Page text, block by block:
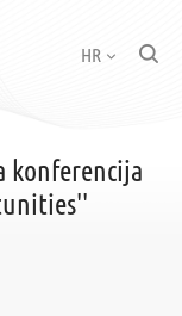
HR
konferencija